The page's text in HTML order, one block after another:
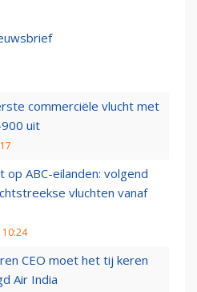
commerciële vlucht met
uit
op ABC-eilanden: volgend
vluchten vanaf
10:24
CEO moet het tij keren
Air India